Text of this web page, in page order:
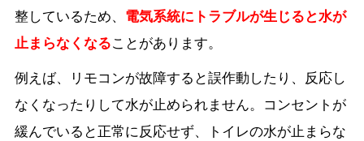
整しているため、 電気系統にトラブルが生じると水が
止まらなくなることがあります。
例えば、リモコンが故障すると誤作動したり、反応し
なくなったりして水が止められません。コンセントが
緩んでいると正常に反応せず、トイレの水が止まらな